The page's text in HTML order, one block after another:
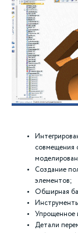
совмещения
Создание
элементов;
Обширная
Упрощенное
Детали